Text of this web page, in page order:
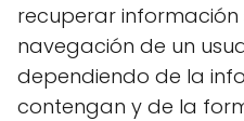
recuperar
navegación de un
dependiendo de la
contengan y de la